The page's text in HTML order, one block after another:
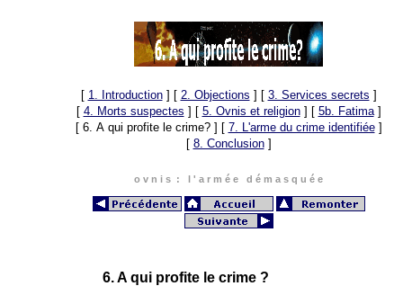
[ 1. Introduction] [ 2. Objections ] [ 3. Services secrets ]
[ 4. Morts suspectes ] [ 5. Ovnis et religion] [ 5b. Fatima]
[ 6. A qui profite le crime? ] [ 7. L'arme du crime identifiée]
[ 8. Conclusion]
o v n i s : l ' a r m é e d é m a s q u é e
6. A qui profite le crime ?